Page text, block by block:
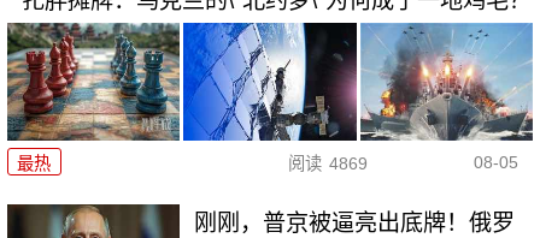
最热 阅读 4869 08-05
刚刚，普京被逼亮出底牌！俄罗